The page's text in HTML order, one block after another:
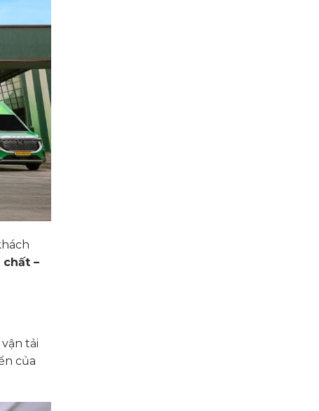
chất –
tải
của